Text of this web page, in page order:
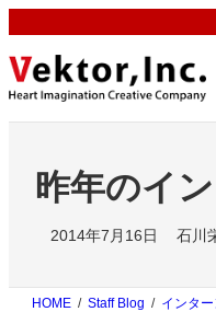
容
を
ス
昨年のイ
2014年7月16日 石川
HOME Staff Blog インター